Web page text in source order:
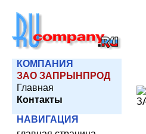
КОМПАНИЯ
ЗАО ЗАПРЫНПРОД
Главная
Контакты
НАВИГАЦИЯ